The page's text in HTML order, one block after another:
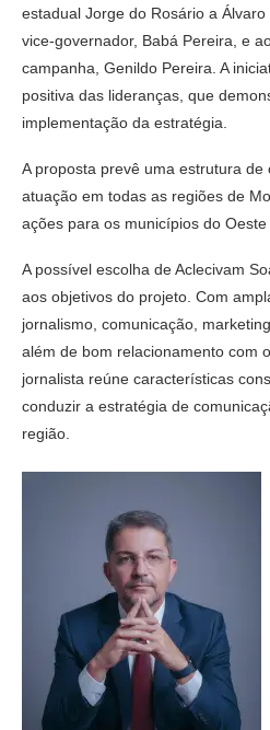
estadual Jorge do Rosário a
vice-governador, Babá Pereira, e
campanha, Genildo Pereira. A
positiva das lideranças, que
implementação da estratégia.
A proposta prevê uma estrutura
atuação em todas as regiões de
ações para os municípios do Oeste
A possível escolha de Aclecivam
aos objetivos do projeto. Com
jornalismo, comunicação,
além de bom relacionamento com
jornalista reúne características
conduzir a estratégia de
região.